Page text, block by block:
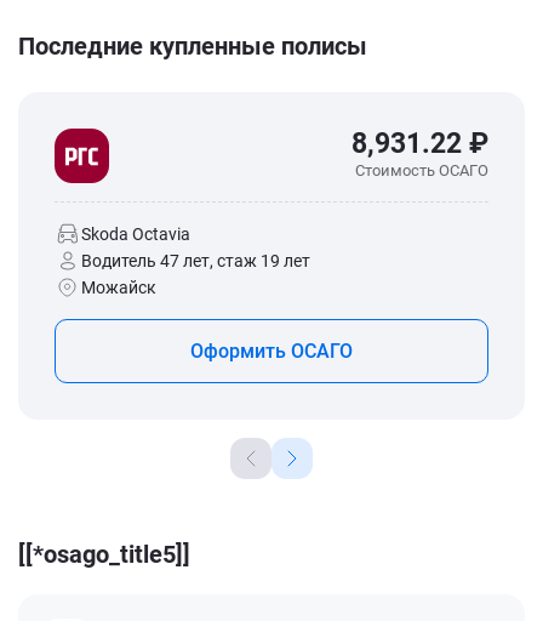
Последние купленные полисы
8,931.22 ₽
Стоимость ОСАГО
Skoda Octavia
Водитель 47 лет, стаж 19 лет
Можайск
Оформить ОСАГО
[[*osago_title5]]